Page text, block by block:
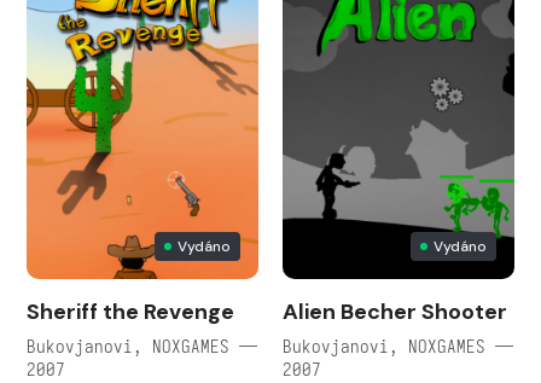
Vydáno
Sheriff the Revenge
Bukovjanovi, NOXGAMES —
2007
Vydáno
Alien Becher Shooter
Bukovjanovi, NOXGAMES —
2007